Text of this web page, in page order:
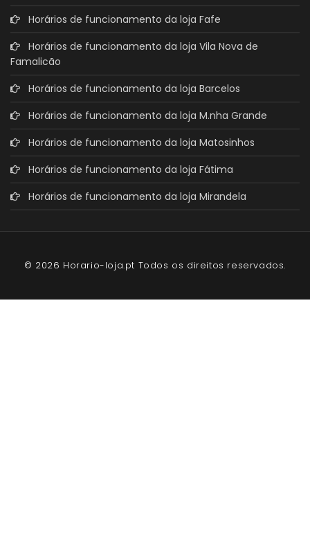
Horários de funcionamento da loja Fafe
Horários de funcionamento da loja Vila Nova de
Famalicão
Horários de funcionamento da loja Barcelos
Horários de funcionamento da loja M.nha Grande
Horários de funcionamento da loja Matosinhos
Horários de funcionamento da loja Fátima
Horários de funcionamento da loja Mirandela
© 2026 Horario-loja.pt Todos os direitos reservados.